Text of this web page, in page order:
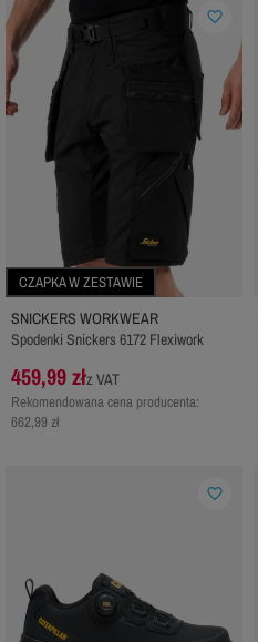
CZAPKA W ZESTAWIE
SNICKERS WORKWEAR
Spodenki Snickers 6172 Flexiwork
459,99 złz VAT
Rekomendowana cena producenta:
662,99 zł
favorite_border
favorite_border